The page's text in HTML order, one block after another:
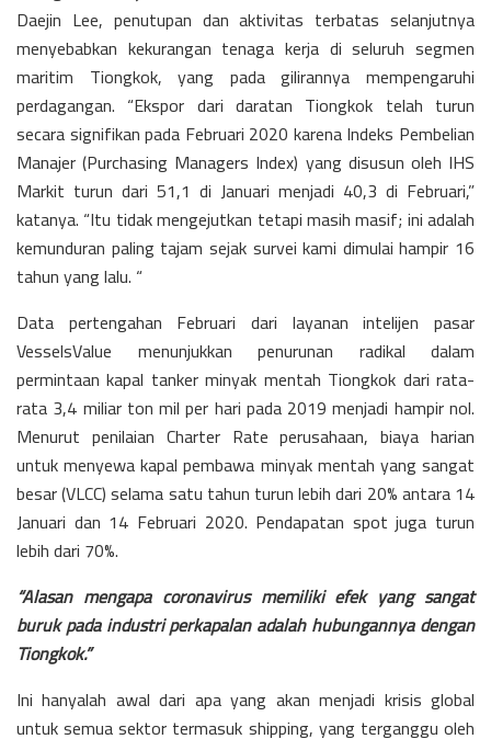
Daejin Lee, penutupan dan aktivitas terbatas selanjutnya
menyebabkan kekurangan tenaga kerja di seluruh segmen
maritim Tiongkok, yang pada gilirannya mempengaruhi
perdagangan. “Ekspor dari daratan Tiongkok telah turun
secara signifikan pada Februari 2020 karena Indeks Pembelian
Manajer (Purchasing Managers Index) yang disusun oleh IHS
Markit turun dari 51,1 di Januari menjadi 40,3 di Februari,”
katanya. “Itu tidak mengejutkan tetapi masih masif; ini adalah
kemunduran paling tajam sejak survei kami dimulai hampir 16
tahun yang lalu. “
Data pertengahan Februari dari layanan intelijen pasar
VesselsValue menunjukkan penurunan radikal dalam
permintaan kapal tanker minyak mentah Tiongkok dari rata-
rata 3,4 miliar ton mil per hari pada 2019 menjadi hampir nol.
Menurut penilaian Charter Rate perusahaan, biaya harian
untuk menyewa kapal pembawa minyak mentah yang sangat
besar (VLCC) selama satu tahun turun lebih dari 20% antara 14
Januari dan 14 Februari 2020. Pendapatan spot juga turun
lebih dari 70%.
“Alasan mengapa coronavirus memiliki efek yang sangat
buruk pada industri perkapalan adalah hubungannya dengan
Tiongkok.”
Ini hanyalah awal dari apa yang akan menjadi krisis global
untuk semua sektor termasuk shipping, yang terganggu oleh